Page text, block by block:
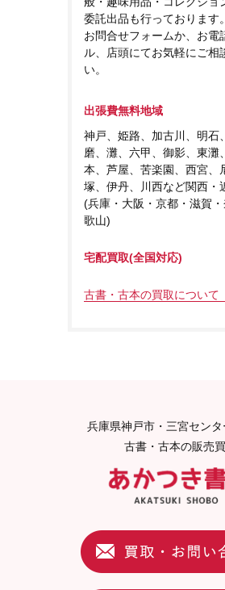
委託出品も行っております。
お問合せフォームか、お電
ル、店頭にてお気軽にご相
い。
出張費無料地域
神戸、姫路、加古川、明石
磨、灘、六甲、御影、東灘
本、芦屋、苦楽園、西宮、
塚、伊丹、川西など関西・
(兵庫・大阪・京都・滋賀
歌山)
宅配買取(全国対応)
古書・古本の買取について
兵庫県神戸市・三宮センタ
古書・古本の販売